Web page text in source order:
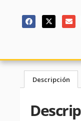
Descripción